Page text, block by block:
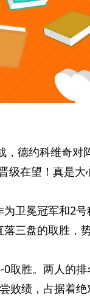
，德约科维奇对
级在望！真是
卫冕冠军和2
三盘的取胜，
取胜。两人的
败绩，占据着